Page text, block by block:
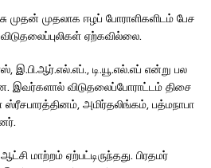
முதலாக ஈழப் போராளிகளிடம் பேச
ஏற்கவில்லை.
டி.யூ.எல்.எப் என்று பல
இவர்களால் விடுதலைப்போராட்டம் திசை
ஸ்ரீசபாரத்தினம், அமிர்தலிங்கம், பத்மநாபா
மாற்றம் ஏற்பட்டிருந்தது. பிரதமர்